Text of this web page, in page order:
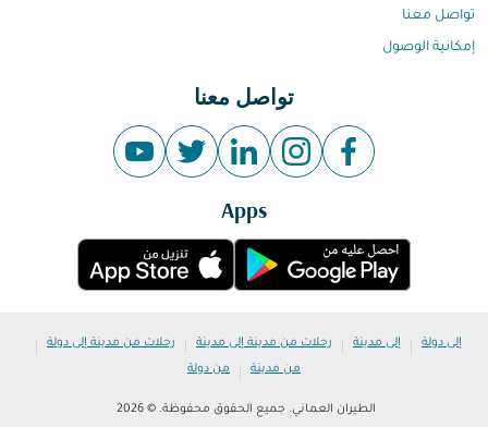
تواصل معنا
إمكانية الوصول
تواصل معنا
Apps
إلى دولة | إلى مدينة | رحلات من مدينة إلى مدينة | رحلات من مدينة إلى دولة |
من مدينة | من دولة
الطيران العماني. جميع الحقوق محفوظة. © 2026